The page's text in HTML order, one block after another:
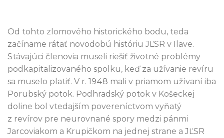
Od tohto zlomového historického bodu, teda
začíname rátať novodobú históriu JĽSR v Ilave.
Stávajúci členovia museli riešiť životné problémy
podkapitalizovaného spolku, keď za užívanie revíru
sa muselo platiť. V r. 1948 mali v priamom užívaní iba
Porubský potok. Podhradský potok v Košeckej
doline bol vtedajším povereníctvom vyňatý
z revírov pre neurovnané spory medzi pánmi
Jarcoviakom a Krupičkom na jednej strane a JĽSR